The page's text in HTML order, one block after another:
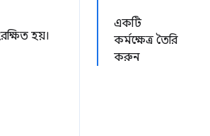
একটি
কর্মক্ষেত্র তৈরি
করুন
হয়।